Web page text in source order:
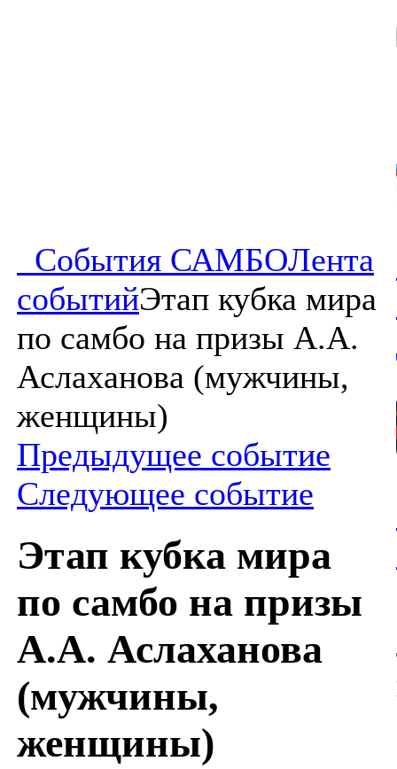
События САМБОЛента
событийЭтап кубка мира
по самбо на призы А.А.
Аслаханова (мужчины,
женщины)
Предыдущее событие
Следующее событие
Этап кубка мира
по самбо на призы
А.А. Аслаханова
(мужчины,
женщины)